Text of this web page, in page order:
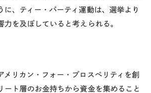
に、ティー・パーティ運動は、選挙より
力を及ぼしていると考えられる。
メリカン・フォー・プロスペリティを創
ート層のお金持ちから資金を集めること